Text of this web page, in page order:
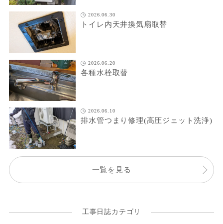
2026.06.30
トイレ内天井換気扇取替
2026.06.20
各種水栓取替
2026.06.10
排水管つまり修理(高圧ジェット洗浄)
一覧を見る
工事日誌カテゴリ